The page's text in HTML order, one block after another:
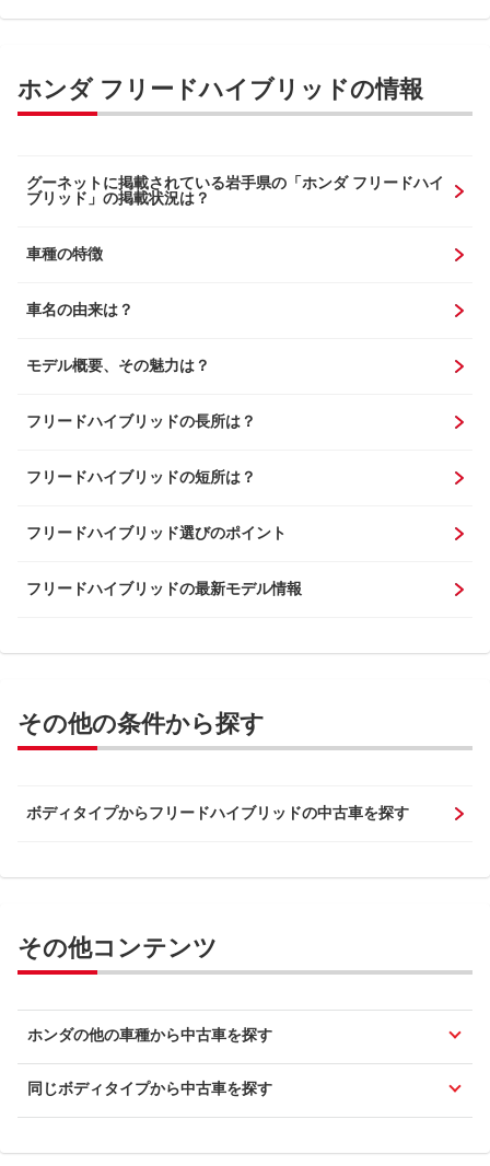
ホンダ フリードハイブリッドの情報
グーネットに掲載されている岩手県の「ホンダ フリードハイ
ブリッド」の掲載状況は？
車種の特徴
車名の由来は？
モデル概要、その魅力は？
フリードハイブリッドの長所は？
フリードハイブリッドの短所は？
フリードハイブリッド選びのポイント
フリードハイブリッドの最新モデル情報
その他の条件から探す
ボディタイプからフリードハイブリッドの中古車を探す
その他コンテンツ
ホンダの他の車種から中古車を探す
同じボディタイプから中古車を探す